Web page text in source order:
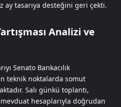
tasarıya desteğini geri çekti.
Analizi ve
Senato Bankacılık
teknik noktalarda somut
Salı günkü toplantı,
hesaplarıyla doğrudan